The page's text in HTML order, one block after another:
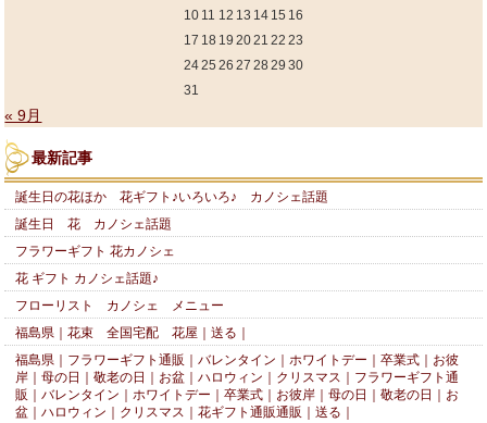
10 11 12 13 14 15 16
17 18 19 2021 22 23
2425 26 27 28 29 30
31
« 9月
最新記事
誕生日の花ほか 花ギフト♪いろいろ♪ カノシェ話題
誕生日 花 カノシェ話題
フラワーギフト 花カノシェ
花 ギフト カノシェ話題♪
フローリスト カノシェ メニュー
福島県｜花束 全国宅配 花屋｜送る｜
福島県｜フラワーギフト通販｜バレンタイン｜ホワイトデー｜卒業式｜お彼
岸｜母の日｜敬老の日｜お盆｜ハロウィン｜クリスマス｜フラワーギフト通
販｜バレンタイン｜ホワイトデー｜卒業式｜お彼岸｜母の日｜敬老の日｜お
盆｜ハロウィン｜クリスマス｜花ギフト通販通販｜送る｜